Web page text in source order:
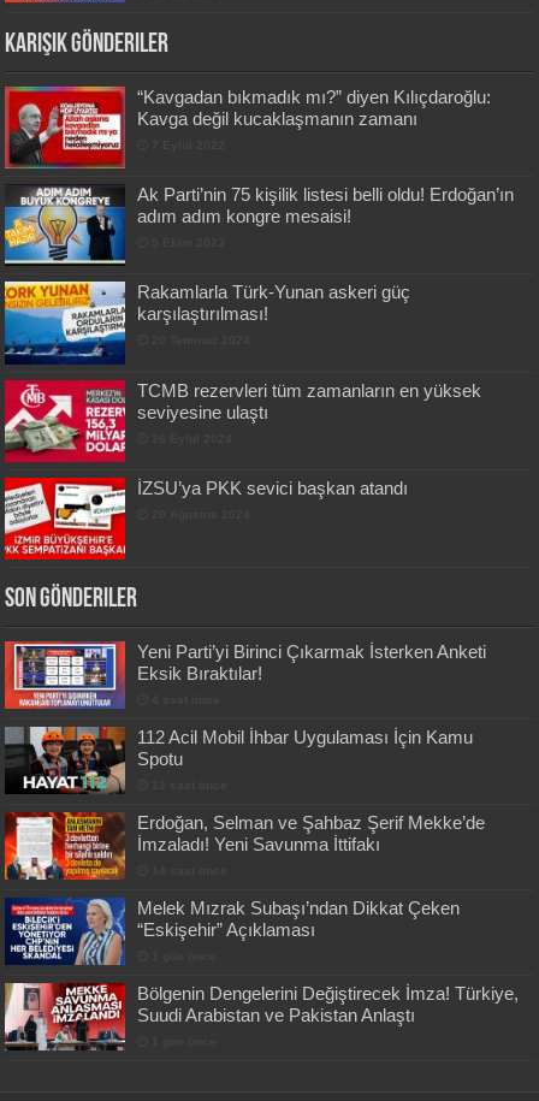
Karışık Gönderiler
“Kavgadan bıkmadık mı?” diyen Kılıçdaroğlu:
Kavga değil kucaklaşmanın zamanı
Ak Parti’nin 75 kişilik listesi belli oldu! Erdoğan’ın
adım adım kongre mesaisi!
Rakamlarla Türk-Yunan askeri güç
karşılaştırılması!
TCMB rezervleri tüm zamanların en yüksek
seviyesine ulaştı
İZSU’ya PKK sevici başkan atandı
Son Gönderiler
Yeni Parti’yi Birinci Çıkarmak İsterken Anketi
Eksik Bıraktılar!
112 Acil Mobil İhbar Uygulaması İçin Kamu
Spotu
Erdoğan, Selman ve Şahbaz Şerif Mekke’de
İmzaladı! Yeni Savunma İttifakı
Melek Mızrak Subaşı’ndan Dikkat Çeken
“Eskişehir” Açıklaması
Bölgenin Dengelerini Değiştirecek İmza! Türkiye,
Suudi Arabistan ve Pakistan Anlaştı